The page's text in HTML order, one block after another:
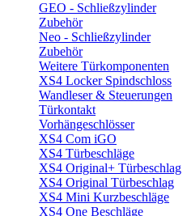
GEO - Schließzylinder
Zubehör
Neo - Schließzylinder
Zubehör
Weitere Türkomponenten
XS4 Locker Spindschloss
Wandleser & Steuerungen
Türkontakt
Vorhängeschlösser
XS4 Com iGO
XS4 Türbeschläge
XS4 Original+ Türbeschlag
XS4 Original Türbeschlag
XS4 Mini Kurzbeschläge
XS4 One Beschläge